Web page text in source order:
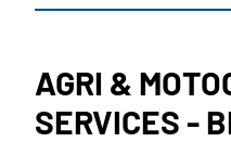
AGRI &
SERVICES -